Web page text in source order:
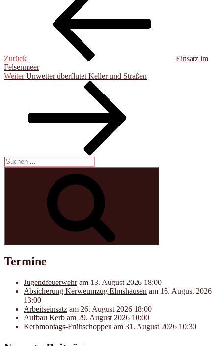
Zurück
Einsatz im
Felsen­meer
Nächster
Weiter Unwetter überflutet Keller und Straßen
Suchen
nach:
Termine
Jugendfeuerwehram 13. August 2026 18:00
Absicherung Kerweumzug Elmshausen am 16. August 2026
13:00
Arbeitseinsatz am 26. August 2026 18:00
Aufbau Kerb am 29. August 2026 10:00
Kerbmontags-Frühschoppen am 31. August 2026 10:30